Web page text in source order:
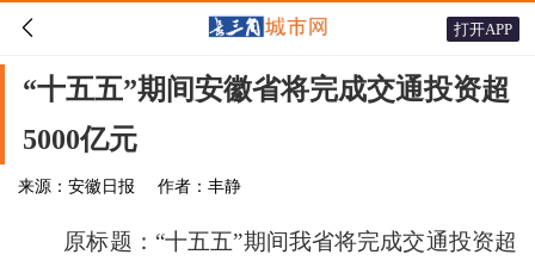
 打开APP
“十五五”期间安徽省将完成交通投资超
5000亿元
来源：安徽日报 作者：丰静
原标题：“十五五”期间我省将完成交通投资超